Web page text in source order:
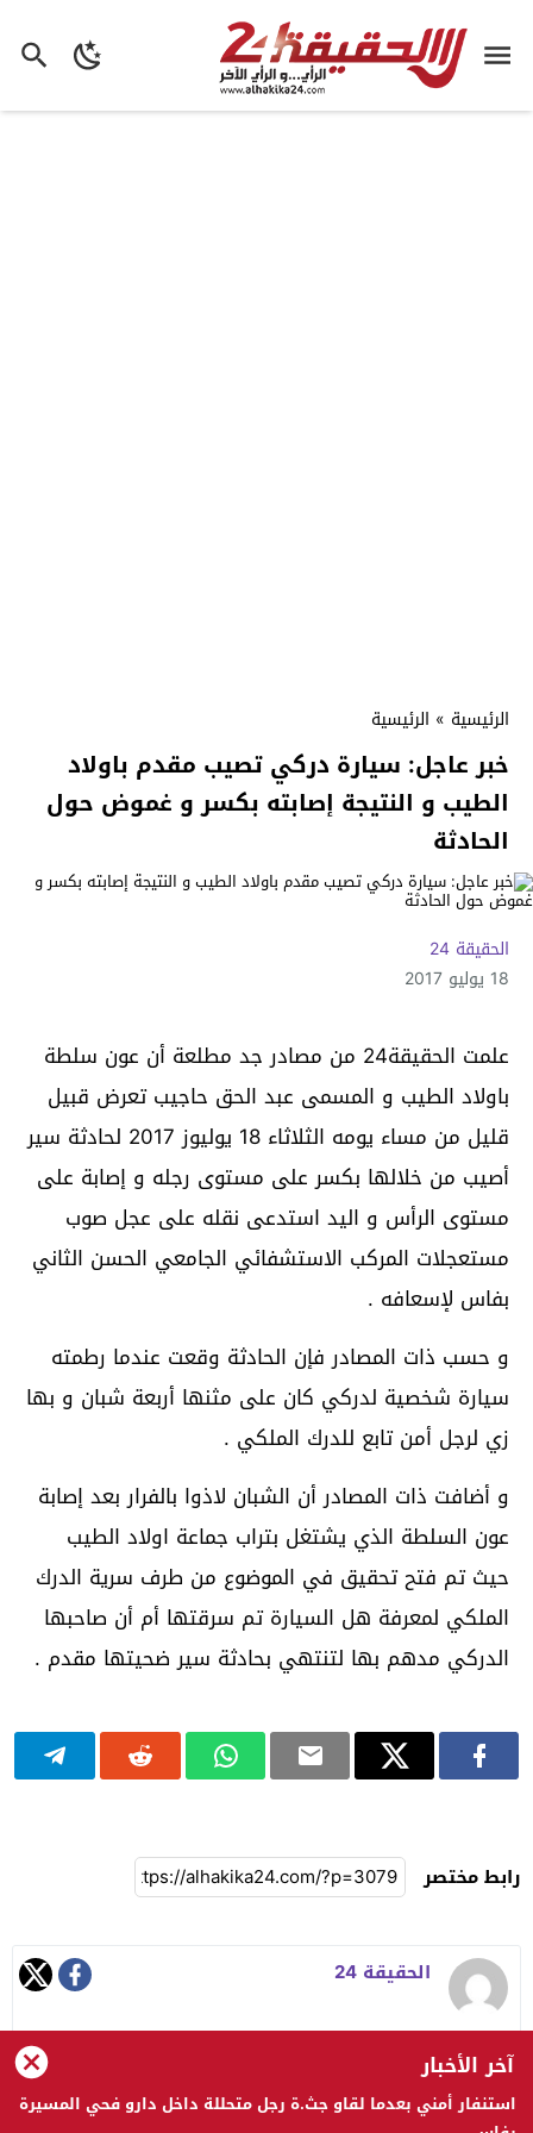
الرئيسية » الرئيسية
خبر عاجل: سيارة دركي تصيب مقدم باولاد
الطيب و النتيجة إصابته بكسر و غموض حول
الحادثة
الحقيقة 24
18 يوليو 2017
علمت الحقيقة24 من مصادر جد مطلعة أن عون سلطة
باولاد الطيب و المسمى عبد الحق حاجيب تعرض قبيل
قليل من مساء يومه الثلاثاء 18 يوليوز 2017 لحادثة سير
أصيب من خلالها بكسر على مستوى رجله و إصابة على
مستوى الرأس و اليد استدعى نقله على عجل صوب
مستعجلات المركب الاستشفائي الجامعي الحسن الثاني
بفاس لإسعافه .
و حسب ذات المصادر فإن الحادثة وقعت عندما رطمته
سيارة شخصية لدركي كان على مثنها أربعة شبان و بها
زي لرجل أمن تابع للدرك الملكي .
و أضافت ذات المصادر أن الشبان لاذوا بالفرار بعد إصابة
عون السلطة الذي يشتغل بتراب جماعة اولاد الطيب
حيث تم فتح تحقيق في الموضوع من طرف سرية الدرك
الملكي لمعرفة هل السيارة تم سرقتها أم أن صاحبها
الدركي مدهم بها لتنتهي بحادثة سير ضحيتها مقدم .
رابط مختصر
الحقيقة 24
الحقيقة 24 © 2023 جميع الحقوق محفوظة
آخر الأخبار
استنفار أمني بعدما لقاو جث.ة رجل متحللة داخل دارو فحي المسيرة